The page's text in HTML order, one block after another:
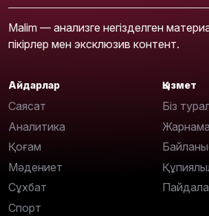
Malim — анализге негізделген
пікірлер мен эксклюзив контент.
Айдарлар
Саясат
Аналитика
Қоғам
Мәдениет
Сұхбат
Спорт
Қызмет
Біз
Жарнама